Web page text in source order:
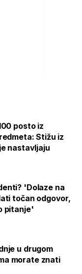
posto iz
Stižu iz
nastavljaju
'Dolaze na
točan odgovor,
pitanje'
u drugom
morate znati